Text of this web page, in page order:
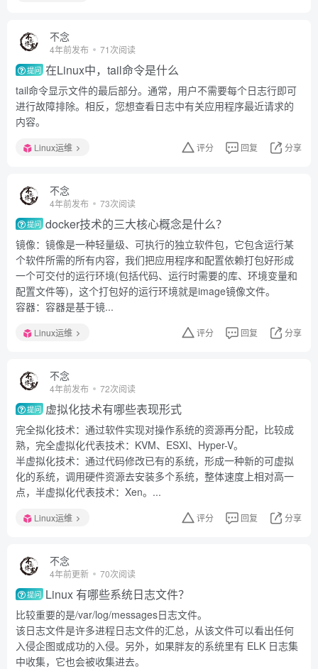
不念
4年前发布 71次阅读
提问 在Linux中，tail命令是什么
tail命令显示文件的最后部分。通常，用户不需要每个日志行即可
进行故障排除。相反，您想查看日志中有关应用程序最近请求的
内容。
Linux运维 评分 回复 分享
不念
4年前发布 73次阅读
提问 docker技术的三大核心概念是什么？
镜像：镜像是一种轻量级、可执行的独立软件包，它包含运行某
个软件所需的所有内容，我们把应用程序和配置依赖打包好形成
一个可交付的运行环境(包括代码、运行时需要的库、环境变量和
配置文件等)，这个打包好的运行环境就是image镜像文件。
容器：容器是基于镜...
Linux运维 评分 回复 分享
不念
4年前发布 72次阅读
提问 虚拟化技术有哪些表现形式
完全拟化技术：通过软件实现对操作系统的资源再分配，比较成
熟，完全虚拟化代表技术：KVM、ESXI、Hyper-V。
半虚拟化技术：通过代码修改已有的系统，形成一种新的可虚拟
化的系统，调用硬件资源去安装多个系统，整体速度上相对高一
点，半虚拟化代表技术：Xen。...
Linux运维 评分 回复 分享
不念
4年前更新 70次阅读
提问 Linux 有哪些系统日志文件？
比较重要的是/var/log/messages日志文件。
该日志文件是许多进程日志文件的汇总，从该文件可以看出任何
入侵企图或成功的入侵。另外，如果胖友的系统里有 ELK 日志集
中收集，它也会被收集进去。